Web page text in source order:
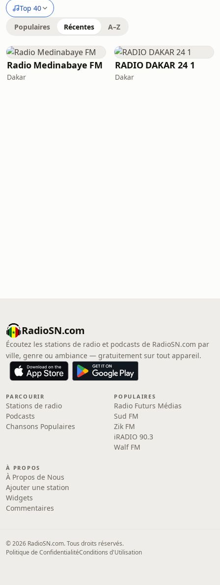
Top 40
Populaires Récentes A–Z
Radio Medinabaye FM
Dakar
RADIO DAKAR 24 1
Dakar
RadioSN.com
Écoutez les stations de radio et podcasts de RadioSN.com par
ville, genre ou ambiance — gratuitement sur tout appareil.
PARCOURIR
Stations de radio
Podcasts
Chansons Populaires
POPULAIRES
Radio Futurs Médias
Sud FM
Zik FM
iRADIO 90.3
Walf FM
À PROPOS
À Propos de Nous
Ajouter une station
Widgets
Commentaires
© 2026 RadioSN.com. Tous droits réservés.
Politique de ConfidentialitéConditions d'Utilisation